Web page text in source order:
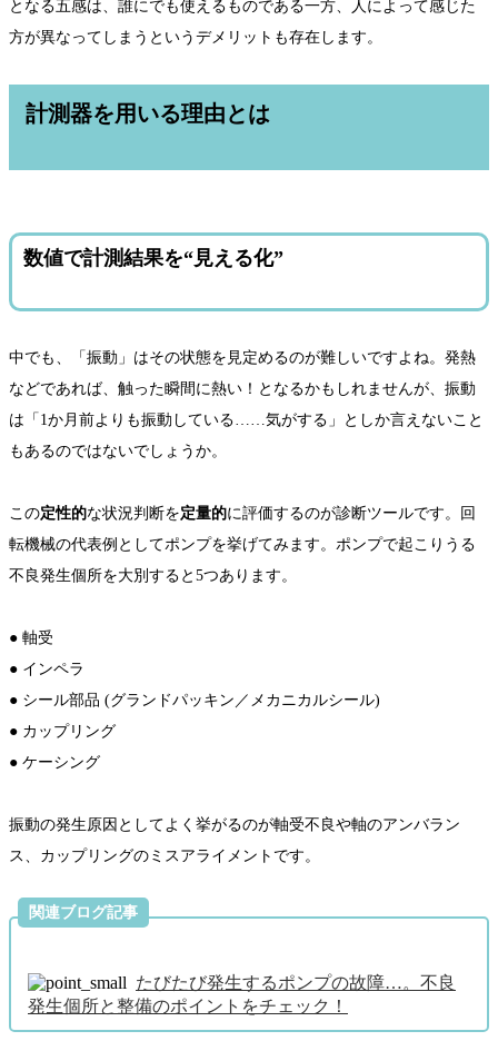
となる五感は、誰にでも使えるものである一方、人によって感じた
方が異なってしまうというデメリットも存在します。
計測器を用いる理由とは
数値で計測結果を“見える化”
中でも、「振動」はその状態を見定めるのが難しいですよね。発熱
などであれば、触った瞬間に熱い！となるかもしれませんが、振動
は「1か月前よりも振動している……気がする」としか言えないこと
もあるのではないでしょうか。
この定性的な状況判断を定量的に評価するのが診断ツールです。回
転機械の代表例としてポンプを挙げてみます。ポンプで起こりうる
不良発生個所を大別すると5つあります。
● 軸受
● インペラ
● シール部品 (グランドパッキン／メカニカルシール)
● カップリング
● ケーシング
振動の発生原因としてよく挙がるのが軸受不良や軸のアンバラン
ス、カップリングのミスアライメントです。
関連ブログ記事
たびたび発生するポンプの故障…。不良
発生個所と整備のポイントをチェック！